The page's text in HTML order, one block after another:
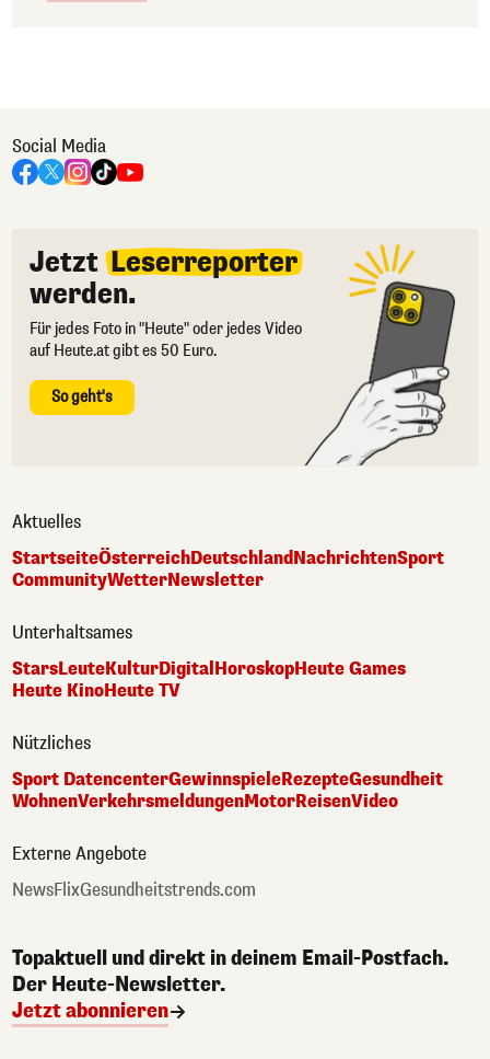
Social Media
Jetzt Leserreporter
werden.
Für jedes Foto in "Heute" oder jedes Video
auf Heute.at gibt es 50 Euro.
So geht's
Aktuelles
StartseiteÖsterreichDeutschlandNachrichtenSport
CommunityWetterNewsletter
Unterhaltsames
StarsLeuteKulturDigitalHoroskopHeute Games
Heute KinoHeute TV
Nützliches
Sport DatencenterGewinnspieleRezepteGesundheit
WohnenVerkehrsmeldungenMotorReisenVideo
Externe Angebote
NewsFlixGesundheitstrends.com
Topaktuell und direkt in deinem Email-Postfach.
Der Heute-Newsletter.
Jetzt abonnieren